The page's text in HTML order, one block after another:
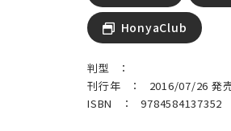
HonyaClub
判型 ：
刊行年 ： 2016/07/26 発
ISBN ： 9784584137352